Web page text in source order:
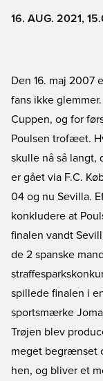
16. AUG. 2021,
Den 16. maj 2007
fans ikke
Cuppen, og for
Poulsen trofæet.
skulle nå så langt,
er gået via F.C.
04 og nu Sevilla.
konkludere at
finalen vandt
de 2 spanske
spillede finalen i
sportsmærke
Trøjen blev
meget begrænset
hen, og bliver et